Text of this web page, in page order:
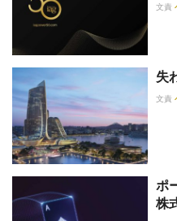
文責
失
文責
ポ
株